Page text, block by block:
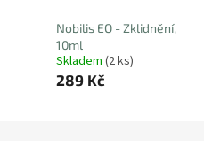
Nobilis EO - Zklidnění,
10ml
Skladem (2 ks)
289 Kč